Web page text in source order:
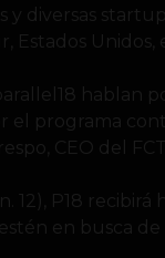
diversas
Estados Unidos,
hablan
el programa
CEO del
12), P18 recibirá
en busca